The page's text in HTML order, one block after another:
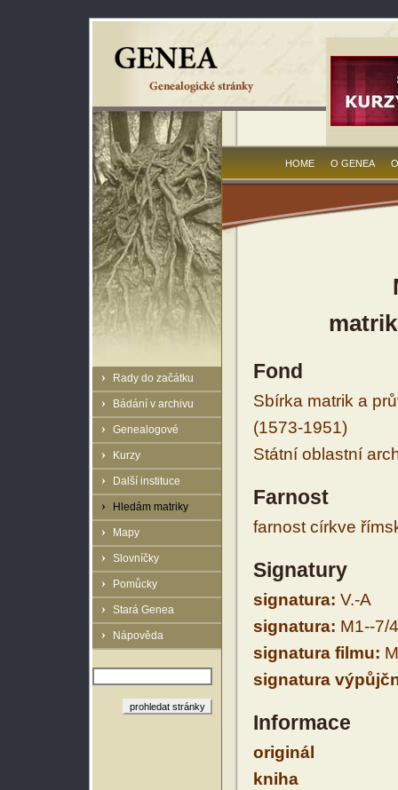
Rady do začátku
Bádání v archivu
Genealogové
Kurzy
Další instituce
Hledám matriky
Mapy
Slovníčky
Pomůcky
Stará Genea
Nápověda
HOME O GENEA
Fond
Sbírka matrik a
(1573-1951)
Státní oblastní
Farnost
farnost církve
Signatury
signatura: V.-A
signatura: M1--7/4
signatura filmu:
signatura
Informace
originál
kniha